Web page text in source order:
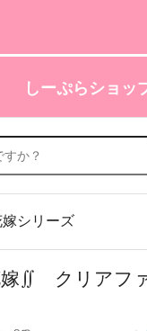
しーぷらショッ
シリーズ
嫁∬ クリアフ